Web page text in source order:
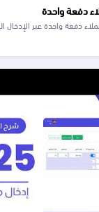
دفعة واحدة
دفعة واحدة عبر الإدخال